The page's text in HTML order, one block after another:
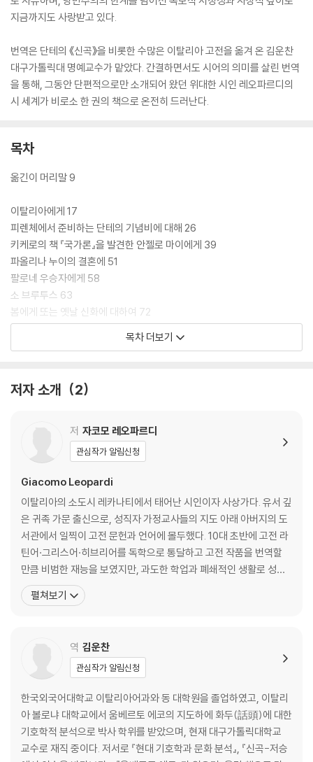
지금까지도 사랑받고 있다.
번역은 단테의 《신곡》을 비롯한 수많은 이탈리아 고전을 옮겨 온 김운찬
대구가톨릭대 명예교수가 맡았다. 간결하면서도 시어의 의미를 살린 번역
을 통해, 그동안 단편적으로만 소개되어 왔던 위대한 시인 레오파르디의
시 세계가 비로소 한 권의 책으로 온전히 드러난다.
목차
옮긴이 머리말 9
이탈리아에게 17
피렌체에서 준비하는 단테의 기념비에 대해 26
키케로의 책 『국가론』을 발견한 안젤로 마이에게 39
파올리나 누이의 결혼에 51
팔로네 우승자에게 58
소 브루투스 63
봄에게 또는 옛날 신화에 대하여 72
조상들에 대한 찬가 또는 인류의 기원에 대하여 79
무한 104
외로운 삶 117
콘살보 123
그의 여인에게 132
카를로 페폴리 백작에게 136
다시 일어남 146
실비아에게 155
추억 159
폭풍 뒤의 고요 177
사랑과 죽음 193
자기 자신에게 200
아스파시아 202
죽은 젊은 여인이 가족과 작별하고 떠나가는 모습이 새겨진 옛 무덤의 돋
을새김에 대하여 209
자신의 묘비에 새겨진 어느 아름다운 여인의 초상화에 대하여 216
지노 카포니 후작에게 보내는 철회의 시 220
목차 더보기
저자 소개 2
저 자코모 레오파르디
관심작가 알림신청
Giacomo Leopardi
이탈리아의 소도시 레카나티에서 태어난 시인이자 사상가다. 유서 깊
은 귀족 가문 출신으로, 성직자 가정교사들의 지도 아래 아버지의 도
서관에서 일찍이 고전 문헌과 언어에 몰두했다. 10대 초반에 고전 라
틴어·그리스어·히브리어를 독학으로 통달하고 고전 작품을 번역할
만큼 비범한 재능을 보였지만, 과도한 학업과 폐쇄적인 생활로 성장
기에 척추가 휘는 등 병약해졌다. 평생토록 이어진 신체적 고통, 좌절
된 사랑 속에서 로마, 피렌체, 볼로냐, 나폴리 등을 전전하면서도 창
펼쳐보기
역 김운찬
관심작가 알림신청
한국외국어대학교 이탈리아어과와 동 대학원을 졸업하였고, 이탈리
아 볼로냐 대학교에서 움베르토 에코의 지도하에 화두(話頭)에 대한
기호학적 분석으로 박사 학위를 받았으며, 현재 대구가톨릭대학교
교수로 재직 중이다. 저서로 『현대 기호학과 문화 분석』, 『신곡-저승